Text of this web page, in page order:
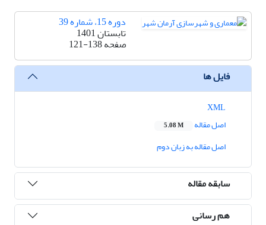
دوره 15، شماره 39
تابستان 1401
صفحه121-138
فایل ها
اصل مقاله
5.08 M
اصل مقاله به زبان دوم
سابقه مقاله
هم رسانی